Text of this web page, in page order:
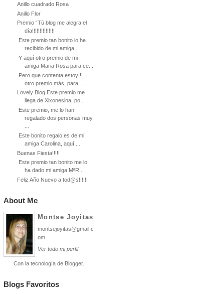
Anillo cuadrado Rosa
Anillo Flor
Premio “Tú blog me alegra el
día!!!!!!!!!!!!!!!
Este premio tan bonito lo he
recibido de mi amiga...
Y aquí otro premio de mi
amiga Maria Rosa para ce...
Pero que contenta estoy!!!
otro premio más, para ...
Lovely Blog Este premio me
llega de Xixonesina, po...
Este premio, me lo han
regalado dos personas muy
Este bonito regalo es de mi
amiga Carolina, aquí ...
Buenas Fiesta!!!!!
Este premio tan bonito me lo
ha dado mi amiga MªR...
Feliz Año Nuevo a tod@s!!!!!!
About Me
Montse Joyitas
montsejoyitas@gmail.c
om
Ver todo mi perfil
Con la tecnología de Blogger.
Blogs Favoritos